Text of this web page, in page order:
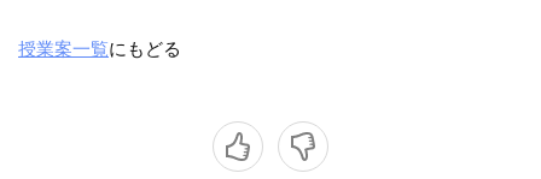
授業案一覧にもどる